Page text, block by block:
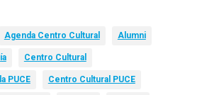
Agenda Centro Cultural Alumni
Centro Cultural
PUCE Centro Cultural PUCE